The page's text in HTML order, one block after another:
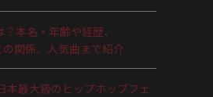
本名・年齢や経歴、
関係、人気曲まで紹介
最大級のヒップホップフェ